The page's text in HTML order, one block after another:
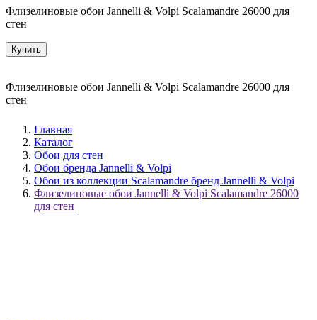
Флизелиновые обои Jannelli & Volpi Scalamandre 26000 для
стен
Купить
Флизелиновые обои Jannelli & Volpi Scalamandre 26000 для
стен
Главная
Каталог
Обои для стен
Обои бренда Jannelli & Volpi
Обои из коллекции Scalamandre бренд Jannelli & Volpi
Флизелиновые обои Jannelli & Volpi Scalamandre 26000
для стен